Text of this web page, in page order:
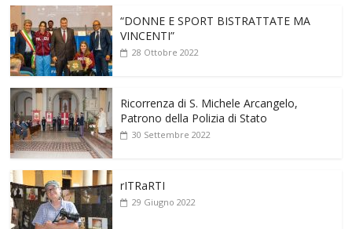
“DONNE E SPORT BISTRATTATE MA
VINCENTI”
28 Ottobre 2022
Ricorrenza di S. Michele Arcangelo,
Patrono della Polizia di Stato
30 Settembre 2022
rITRaRTI
29 Giugno 2022